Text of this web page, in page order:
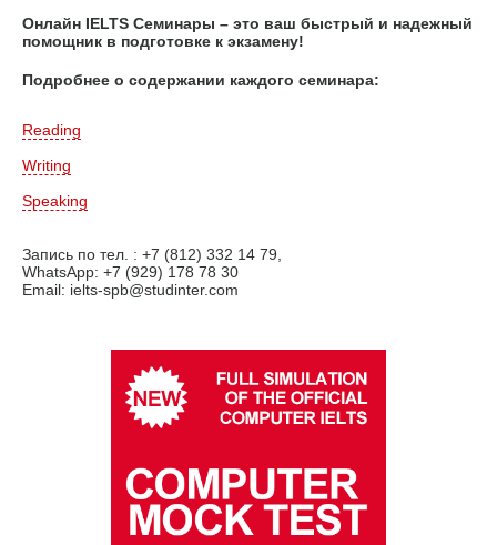
Онлайн IELTS Семинары – это ваш быстрый и надежный
помощник в подготовке к экзамену!
Подробнее о содержании каждого семинара:
Reading
Writing
Speaking
Запись по тел. : +7 (812) 332 14 79,
WhatsApp: +7 (929) 178 78 30
Email: ielts-spb@studinter.com